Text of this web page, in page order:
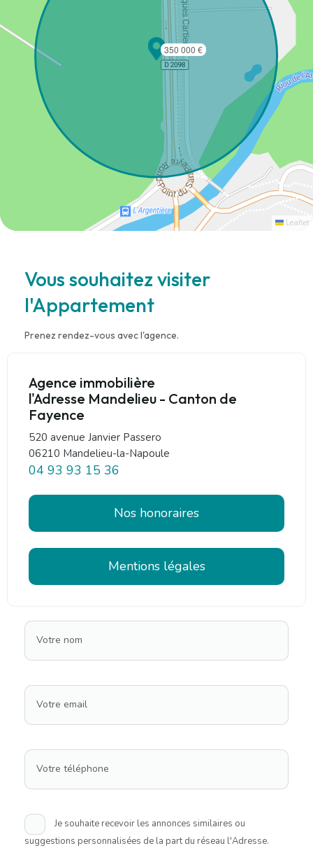
350 000 €
Leaflet
Vous souhaitez visiter
l'Appartement
Prenez rendez-vous avec l'agence.
Agence immobilière
l'Adresse Mandelieu - Canton de
Fayence
520 avenue Janvier Passero
06210 Mandelieu-la-Napoule
04 93 93 15 36
Nos honoraires
Mentions légales
Votre nom
Votre email
Votre téléphone
Je souhaite recevoir les annonces similaires ou
suggestions personnalisées de la part du réseau l'Adresse.